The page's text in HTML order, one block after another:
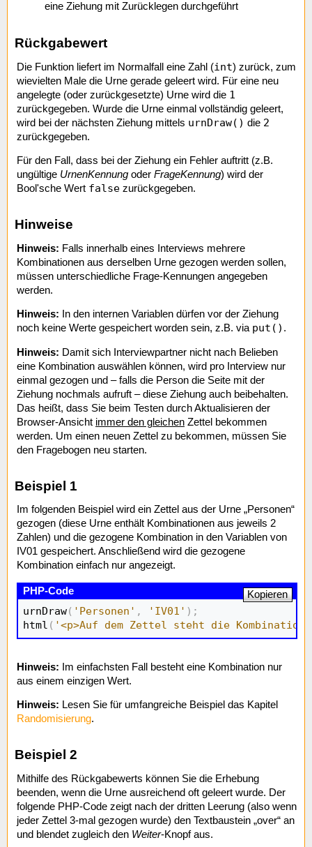
eine Ziehung mit Zurücklegen durchgeführt
Rückgabewert
Die Funktion liefert im Normalfall eine Zahl (int) zurück, zum
wievielten Male die Urne gerade geleert wird. Für eine neu
angelegte (oder zurückgesetzte) Urne wird die 1
zurückgegeben. Wurde die Urne einmal vollständig geleert,
wird bei der nächsten Ziehung mittels urnDraw() die 2
zurückgegeben.
Für den Fall, dass bei der Ziehung ein Fehler auftritt (z.B.
ungültige UrnenKennung oder FrageKennung) wird der
Bool'sche Wert false zurückgegeben.
Hinweise
Hinweis: Falls innerhalb eines Interviews mehrere
Kombinationen aus derselben Urne gezogen werden sollen,
müssen unterschiedliche Frage-Kennungen angegeben
werden.
Hinweis: In den internen Variablen dürfen vor der Ziehung
noch keine Werte gespeichert worden sein, z.B. via put() .
Hinweis: Damit sich Interviewpartner nicht nach Belieben
eine Kombination auswählen können, wird pro Interview nur
einmal gezogen und – falls die Person die Seite mit der
Ziehung nochmals aufruft – diese Ziehung auch beibehalten.
Das heißt, dass Sie beim Testen durch Aktualisieren der
Browser-Ansicht immer den gleichen Zettel bekommen
werden. Um einen neuen Zettel zu bekommen, müssen Sie
den Fragebogen neu starten.
Beispiel 1
Im folgenden Beispiel wird ein Zettel aus der Urne „Personen“
gezogen (diese Urne enthält Kombinationen aus jeweils 2
Zahlen) und die gezogene Kombination in den Variablen von
IV01 gespeichert. Anschließend wird die gezogene
Kombination einfach nur angezeigt.
urnDraw( 'Personen' , 'IV01' ) ;
html ( '<p>Auf dem Zettel steht die
Kopieren
Hinweis: Im einfachsten Fall besteht eine Kombination nur
aus einem einzigen Wert.
Hinweis: Lesen Sie für umfangreiche Beispiel das Kapitel
Randomisierung.
Beispiel 2
Mithilfe des Rückgabewerts können Sie die Erhebung
beenden, wenn die Urne ausreichend oft geleert wurde. Der
folgende PHP-Code zeigt nach der dritten Leerung (also wenn
jeder Zettel 3-mal gezogen wurde) den Textbaustein „over“ an
und blendet zugleich den Weiter-Knopf aus.